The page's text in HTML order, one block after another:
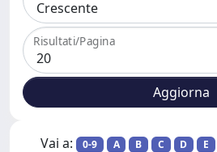
Risultati/Pagina
Vai a: 0-9 A B C D E